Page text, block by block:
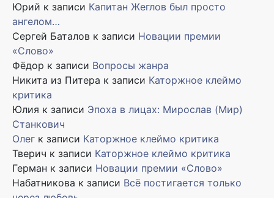
Юрий к записи Капитан Жеглов был просто
ангелом…
Сергей Баталов к записи Новации премии
«Слово»
Фёдор к записи Вопросы жанра
Никита из Питера к записи Каторжное клеймо
критика
Юлия к записи Эпоха в лицах: Мирослав (Мир)
Станкович
Олег к записи Каторжное клеймо критика
Тверич к записи Каторжное клеймо критика
Герман к записи Новации премии «Слово»
Набатникова к записи Всё постигается только